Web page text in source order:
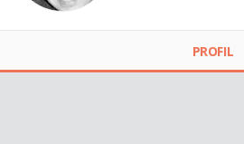
PROFIL